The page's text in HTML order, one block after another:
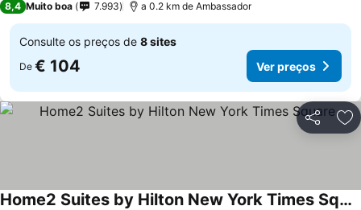
8,4 Muito boa 7.993 a 0.2 km de Ambassador
Consulte os preços de 8 sites
De € 104 Ver preços
Partilhar
Home2 Suites by Hilton New York Times Square